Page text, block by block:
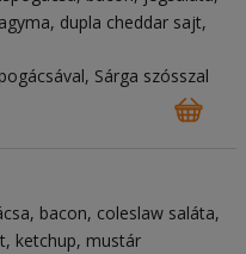
dupla cheddar sajt
Sárga szósszal
bacon coleslaw saláta
ketchup mustár